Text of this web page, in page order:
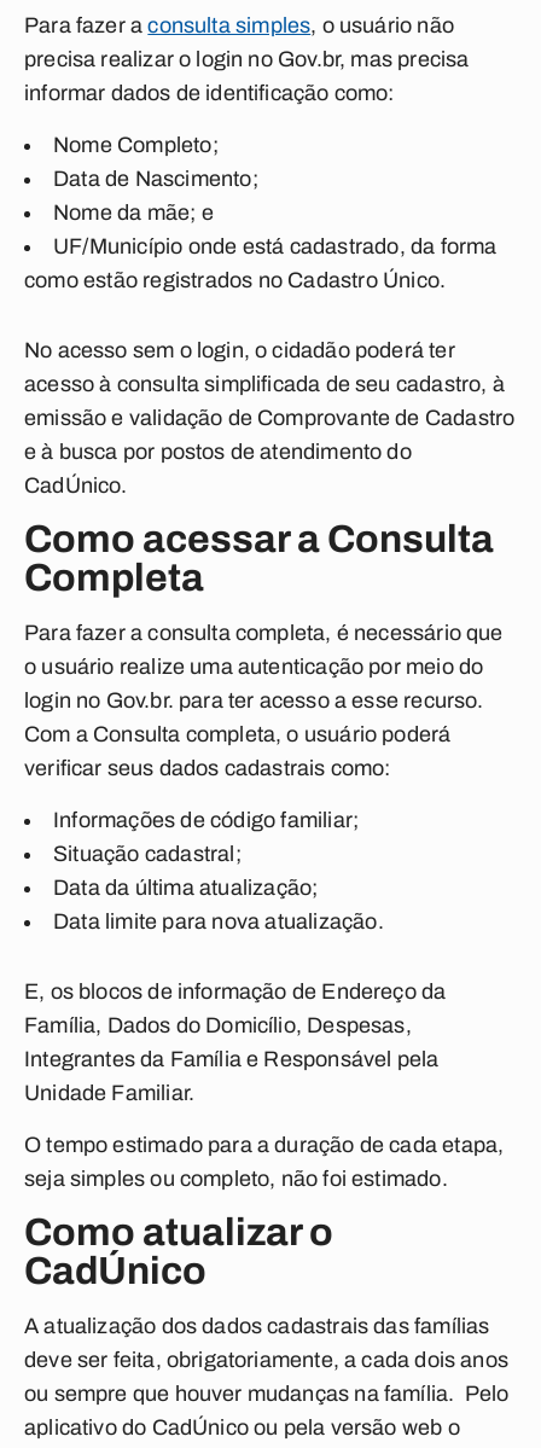
Para fazer aconsulta simples, o usuário não
precisa realizar o login no Gov.br, mas precisa
informar dados de identificação como:
Nome Completo;
Data de Nascimento;
Nome da mãe; e
UF/Município onde está cadastrado, da forma
como estão registrados no Cadastro Único.
No acesso sem o login, o cidadão poderá ter
acesso à consulta simplificada de seu cadastro, à
emissão e validação de Comprovante de Cadastro
e à busca por postos de atendimento do
CadÚnico.
Como acessar a Consulta
Completa
Para fazer a consulta completa, é necessário que
o usuário realize uma autenticação por meio do
login no Gov.br. para ter acesso a esse recurso.
Com a Consulta completa, o usuário poderá
verificar seus dados cadastrais como:
Informações de código familiar;
Situação cadastral;
Data da última atualização;
Data limite para nova atualização.
E, os blocos de informação de Endereço da
Família, Dados do Domicílio, Despesas,
Integrantes da Família e Responsável pela
Unidade Familiar.
O tempo estimado para a duração de cada etapa,
seja simples ou completo, não foi estimado.
Como atualizar o
CadÚnico
A atualização dos dados cadastrais das famílias
deve ser feita, obrigatoriamente, a cada dois anos
ou sempre que houver mudanças na família. Pelo
aplicativo do CadÚnico ou pela versão web o